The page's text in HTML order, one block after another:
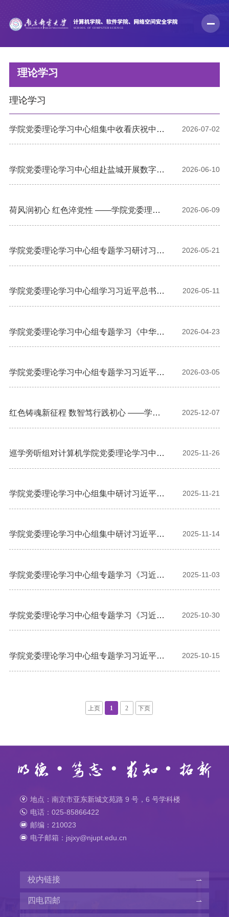
理论学习
理论学习
学院党委理论学习中心组集中收看庆祝中国
共产党成立105周年大会直播并开展专题研
2026-07-02
学院党委理论学习中心组赴盐城开展数字经
济产业链专题调研
2026-06-10
荷风润初心 红色淬党性 ——学院党委理论
学习中心组赴建湖开展现场研学活动
2026-06-09
学院党委理论学习中心组专题学习研讨习近
平总书记关于加强基础研究重要讲话精神
2026-05-21
学院党委理论学习中心组学习习近平总书记
重要回信精神
2026-05-11
学院党委理论学习中心组专题学习《中华人
民共和国民族团结进步促进法》
2026-04-23
学院党委理论学习中心组专题学习习近平总
书记重要文章《让愿担当、敢担当、善担当
2026-03-05
红色铸魂新征程 数智笃行践初心 ——学院
党委赴茅山新四军纪念馆开展党性教育实践
2025-12-07
巡学旁听组对计算机学院党委理论学习中心
组开展巡学旁听
2025-11-26
学院党委理论学习中心组集中研讨习近平总
书记重要文章《因地制宜发展新质生产力》
2025-11-21
学院党委理论学习中心组集中研讨习近平重
要文章《加强基础研究 实现高水平科技自立
2025-11-14
学院党委理论学习中心组专题学习《习近平
谈治国理政》（第五卷）
2025-11-03
学院党委理论学习中心组专题学习《习近平
谈治国理政》（第五卷）
2025-10-30
学院党委理论学习中心组专题学习习近平总
书记关于教育、科技、人才的重要讲话精神
2025-10-15
上页 1 2 下页
地点：南京市亚东新城文苑路 9 号，6 号学科楼
电话：025-85866422
邮编：210023
电子邮箱：jsjxy@njupt.edu.cn
校内链接
四电四邮